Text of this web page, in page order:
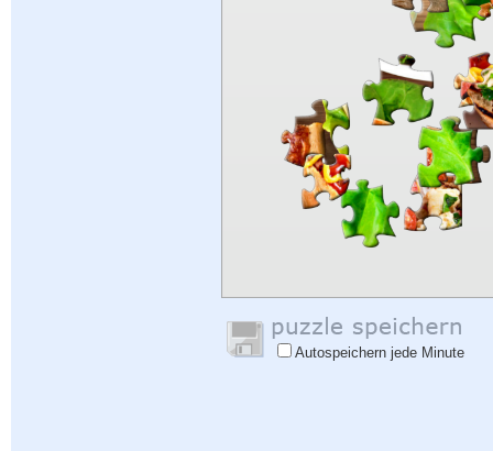
Autospeichern jede Minute